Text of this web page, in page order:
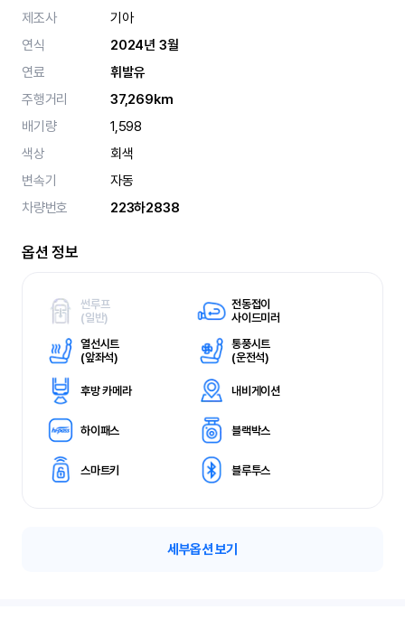
제조사
기아
연식
2024년 3월
연료
휘발유
주행거리
37,269km
배기량
1,598
색상
회색
변속기
자동
차량번호
223하2838
옵션 정보
썬루프
(일반)
전동접이
사이드미러
열선시트
(앞좌석)
통풍시트
(운전석)
후방 카메라 내비게이션
하이패스 블랙박스
스마트키 블루투스
세부옵션 보기